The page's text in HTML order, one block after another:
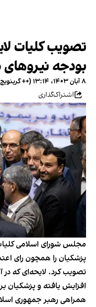
بودجه
۸ آبان ۱۴۰۳، ۱۳:۱۴ (‎+۰ گرینویچ)
اشتراک‌گذاری
مجلس شورای اسلامی
پزشکیان را همچون رای
تصویب کرد. لایحه‌ای که
افزایش یافته و پزشکیان
همراهی رهبر جمهوری